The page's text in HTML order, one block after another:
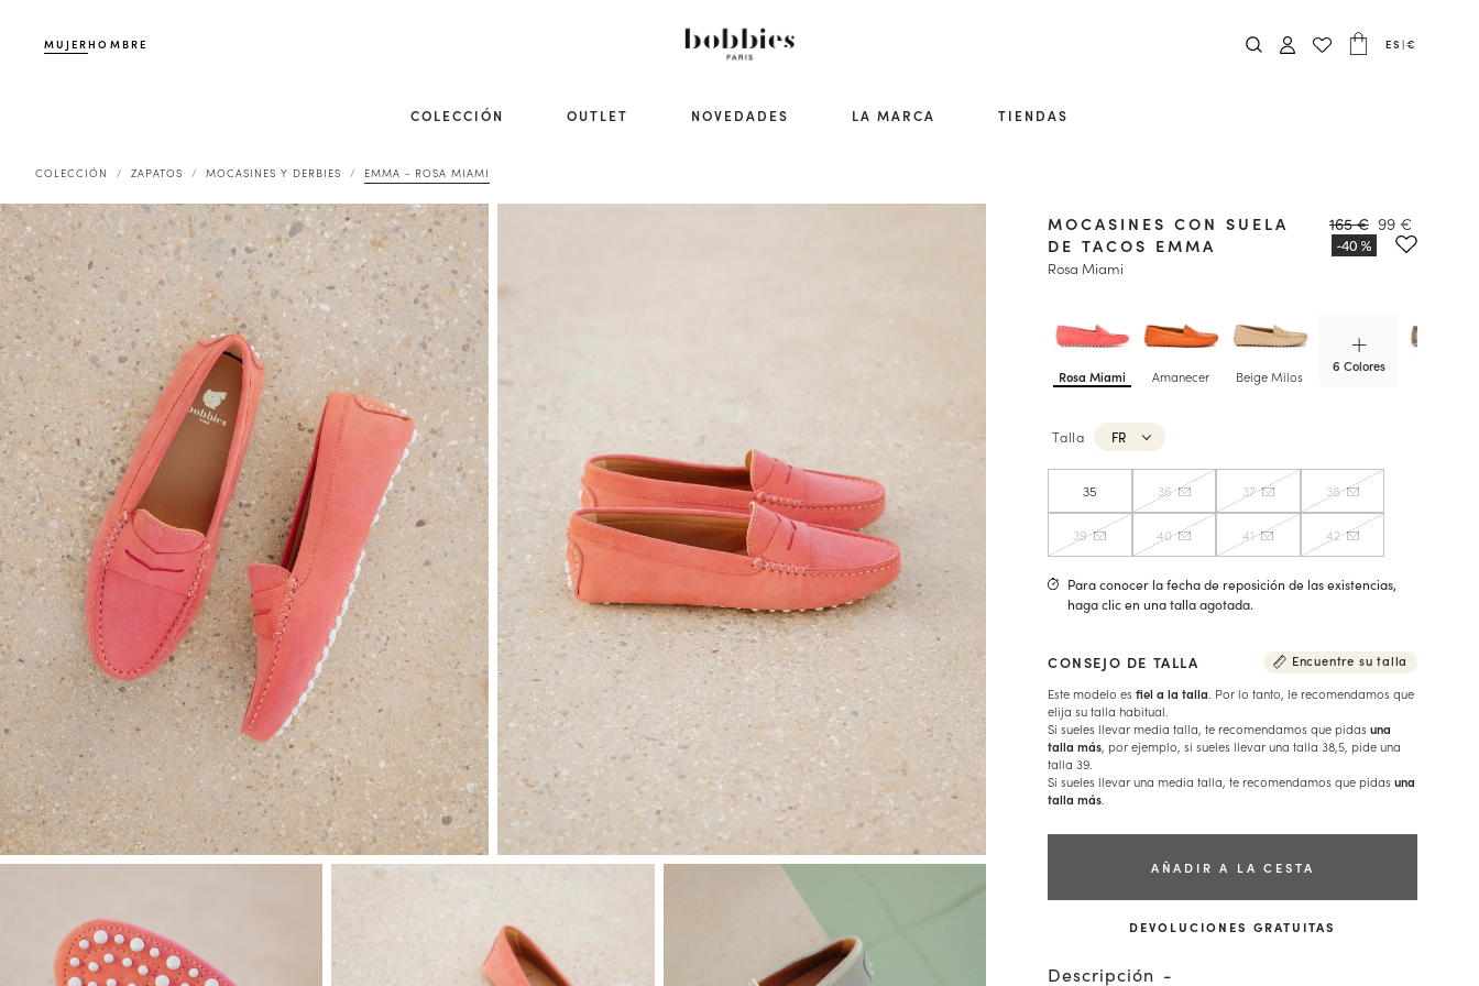
MUJERHOMBRE ES |€
COLECCIÓN OUTLET NOVEDADES LA MARCA TIENDAS
COLECCIÓN ZAPATOS MOCASINES Y DERBIES EMMA - ROSA MIAMI
Rosa Miami Amanecer Beige Milos
6 Colores
MOCASINES CON SUELA
DE TACOS EMMA
Rosa Miami
165 € 99 €
Talla FR
35 36 37 38
39 40 41 42
Para conocer la fecha de reposición de las existencias,
haga clic en una talla agotada.
CONSEJO DE TALLA
Encuentre su talla
Este modelo esfiel a la talla . Por lo tanto, le recomendamos que
elija su talla habitual.
Si sueles llevar media talla, te recomendamos que pidasuna
talla más, por ejemplo, si sueles llevar una talla 38,5, pide una
talla 39.
Si sueles llevar una media talla, te recomendamos que pidasuna
talla más
AÑADIR A LA CESTA
DEVOLUCIONES GRATUITAS
Descripción